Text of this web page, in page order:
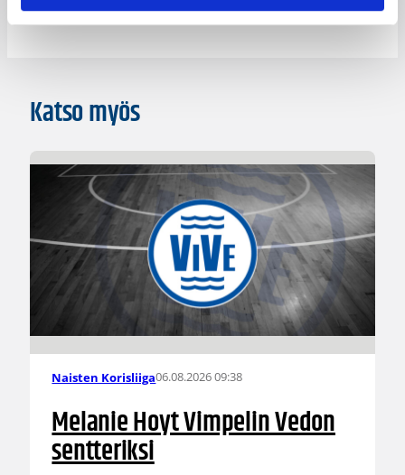
Katso myös
Naisten Korisliiga06.08.2026 09:38
Melanie Hoyt Vimpelin Vedon
sentteriksi